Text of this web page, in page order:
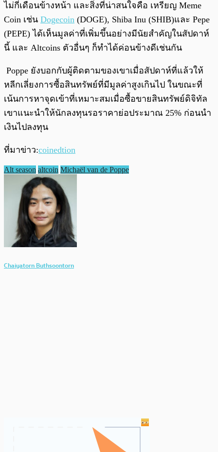
ไม่กี่เดือนข้างหน้า และสิ่งที่น่าสนใจคือ เหรียญ Meme
Coin เช่น Dogecoin (DOGE), Shiba Inu (SHIB)และ Pepe
(PEPE) ได้เห็นมูลค่าที่เพิ่มขึ้นอย่างมีนัยสำคัญในสัปดาห์
นี้ และ Altcoins ตัวอื่นๆ ก็ทำได้ค่อนข้างดีเช่นกัน
Poppe ยังบอกกับผู้ติดตามของเขาเมื่อสัปดาห์ที่แล้วให้
หลีกเลี่ยงการซื้อสินทรัพย์ที่มีมูลค่าสูงเกินไป ในขณะที่
เน้นการหาจุดเข้าที่เหมาะสมเมื่อซื้อขายสินทรัพย์ดิจิทัล
เขาแนะนำให้นักลงทุนรอราคาย่อประมาณ 25% ก่อนนำ
เงินไปลงทุน
ที่มาข่าว:coinedtion
Alt season altcoin Michaël van de Poppe
Chaiyatorn Buthsoontorn